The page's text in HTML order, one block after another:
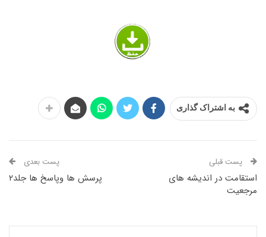
به اشتراک گذاری
پست قبلی
استقامت در اندیشه های
مرجعیت
پست بعدی
پرسش ها وپاسخ ها جلد۲